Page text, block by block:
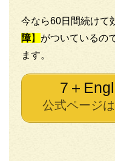
今なら60日間続けて
障】 がついているの
ます。
7＋
公式ページ